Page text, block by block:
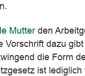
Mutter den
Vorschrift dazu
die Form
ist